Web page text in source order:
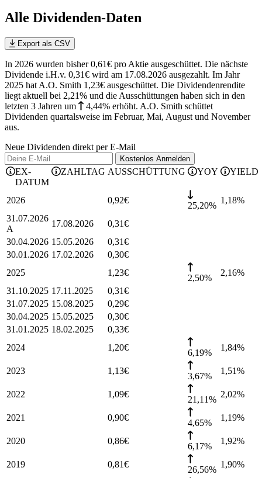
Alle Dividenden-Daten
Export als CSV
In 2026 wurden bisher 0,61€ pro Aktie ausgeschüttet. Die nächste
Dividende i.H.v. 0,31€ wird am 17.08.2026 ausgezahlt. Im Jahr
2025 hat A.O. Smith 1,23€ ausgeschüttet. Die Dividendenrendite
liegt aktuell bei 2,21% und die Ausschüttungen haben sich in den
letzten 3 Jahren um 4,44% erhöht. A.O. Smith schüttet
Dividenden quartalsweise im Februar, Mai, August und November
aus.
Neue Dividenden direkt per E-Mail
Kostenlos Anmelden
EX-
DATUM
ZAHLTAG AUSSCHÜTTUNG YOY YIELD
2026 0,92€
25,20%
1,18%
31.07.2026
A
17.08.2026 0,31€
30.04.2026 15.05.2026 0,31€
30.01.2026 17.02.2026 0,30€
2025
1,23€
2,50%
2,16%
31.10.2025 17.11.2025 0,31€
31.07.2025 15.08.2025 0,29€
30.04.2025 15.05.2025 0,30€
31.01.2025 18.02.2025 0,33€
2024
1,20€
6,19%
1,84%
2023 1,13€
3,67%
1,51%
2022 1,09€
21,11%
2,02%
2021 0,90€
4,65%
1,19%
2020 0,86€
6,17%
1,92%
2019 0,81€
26,56%
1,90%